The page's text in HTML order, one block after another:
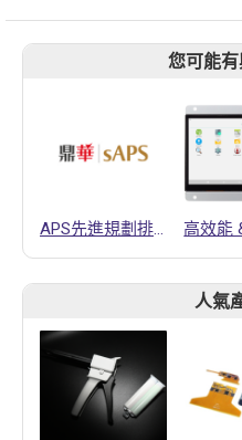
您可能
APS先進規劃排程系統
人氣